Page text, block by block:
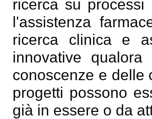
ricerca su
l'assistenza
ricerca clinica e
innovative
conoscenze e delle
progetti possono
già in essere o da